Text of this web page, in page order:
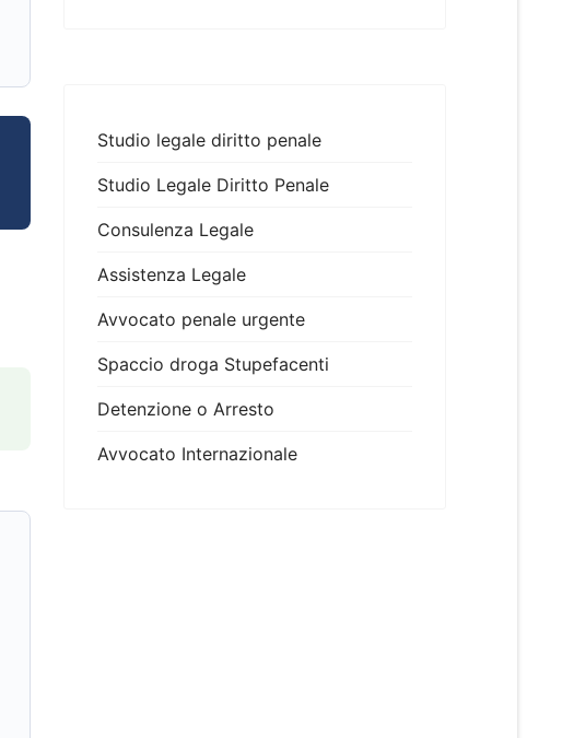
Studio legale diritto penale
Studio Legale Diritto Penale
Consulenza Legale
Assistenza Legale
Avvocato penale urgente
Spaccio droga Stupefacenti
Detenzione o Arresto
Avvocato Internazionale